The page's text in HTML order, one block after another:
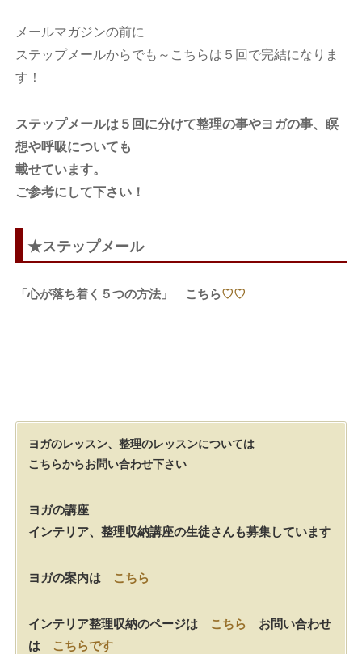
メールマガジンの前に
ステップメールからでも～こちらは５回で完結になりま
す！
ステップメールは５回に分けて整理の事やヨガの事、瞑
想や呼吸についても
載せています。
ご参考にして下さい！
★ステップメール
「心が落ち着く５つの方法」 こちら♡♡
ヨガのレッスン、整理のレッスンについては
こちらからお問い合わせ下さい
ヨガの講座
インテリア、整理収納講座の生徒さんも募集しています
ヨガの案内は こちら
インテリア整理収納のページは こちら お問い合わせ
は こちらです